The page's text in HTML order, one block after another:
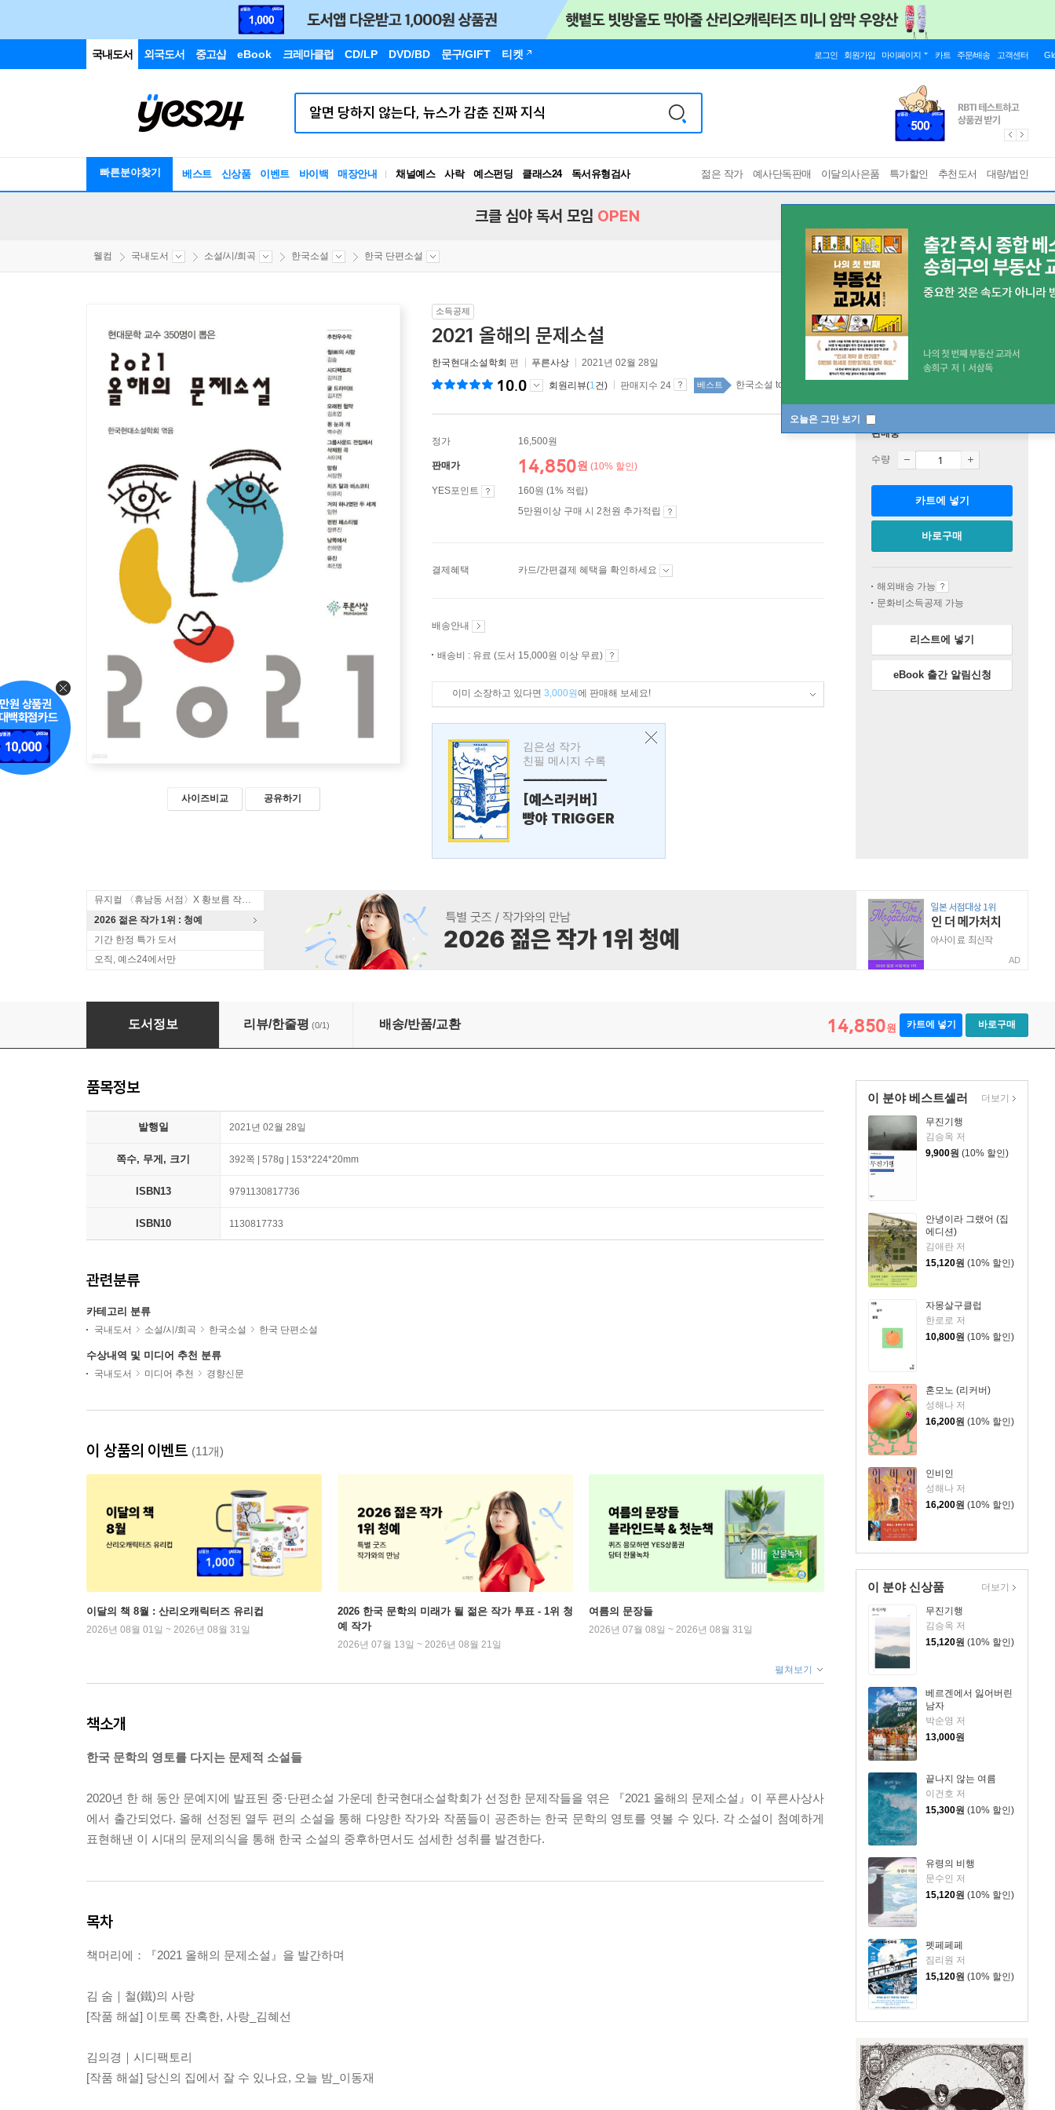
국내도서 외국도서 중고샵 eBook 크레마클럽 CD/LP DVD/BD 문구/GIFT 티켓 로그인 회원가입 마이페이지 카트 주문/배송 고객센터
빠른분야찾기 베스트 신상품 이벤트 바이백 매장안내 채널예스 사락 예스펀딩 클래스24
독서유형검사
RBTI Lab
젊은 작가 예사단독판매 이달의사은품 특가할인 추천도서 대량/법인
오늘은 그만 보기
크클 심야 독서 모임 OPEN
웰컴 국내도서 소설/시/희곡 한국소설 한국 단편소설
사이즈비교 공유하기
소득공제
2021 올해의 문제소설
한국현대소설학회 편 푸른사상 2021년 02월 28일
10.0 회원리뷰(1건) 판매지수 24 베스트 한국소설 top100 1주
정가 16,500원
판매가 14,850원 (10% 할인)
YES포인트
160원 (1% 적립)
5만원이상 구매 시 2천원 추가적립
결제혜택 카드/간편결제 혜택을 확인하세요
배송안내
배송비 : 유료 (도서 15,000원 이상 무료)
이미 소장하고 있다면 3,000원에 판매해 보세요!
김은성 작가
친필 메시지 수록
---------------
[예스리커버]
빵야 TRIGGER
판매중
수량
카트에 넣기
바로구매
해외배송 가능
문화비소득공제 가능
리스트에 넣기
eBook 출간 알림신청
뮤지컬 〈휴남동 서점〉X 황보름 작가 북토크
2026 젊은 작가 1위 : 청예
기간 한정 특가 도서
오직, 예스24에서만
AD
2021 올해의 문제소설
도서정보 리뷰/한줄평 (0/1) 배송/반품/교환 14,850원 카트에 넣기 바로구매
이 분야 베스트셀러
무진기행
김승옥 저
9,900원 (10% 할인)
안녕이라 그랬어 (집
에디션)
김애란 저
15,120원 (10% 할인)
자몽살구클럽
한로로 저
10,800원 (10% 할인)
혼모노 (리커버)
성해나 저
16,200원 (10% 할인)
인비인
성해나 저
16,200원 (10% 할인)
더보기
이 분야 신상품
무진기행
김승옥 저
15,120원 (10% 할인)
베르겐에서 잃어버린
남자
박순영 저
13,000원
끝나지 않는 여름
이건호 저
15,300원 (10% 할인)
유령의 비행
문수인 저
15,120원 (10% 할인)
펫페페페
짐리원 저
15,120원 (10% 할인)
더보기
품목정보
발행일 2021년 02월 28일
쪽수, 무게, 크기 392쪽 | 578g | 153*224*20mm
ISBN13 9791130817736
ISBN10 1130817733
관련분류
카테고리 분류
국내도서 소설/시/희곡 한국소설 한국 단편소설
수상내역 및 미디어 추천 분류
국내도서 미디어 추천 경향신문
이 상품의 이벤트 (11개)
이달의 책 8월 : 산리오캐릭터즈 유리컵
2026년 08월 01일 ~ 2026년 08월 31일
2026 한국 문학의 미래가 될 젊은 작가 투표 - 1위 청
예 작가
2026년 07월 13일 ~ 2026년 08월 21일
여름의 문장들
2026년 07월 08일 ~ 2026년 08월 31일
펼쳐보기
책소개
한국 문학의 영토를 다지는 문제적 소설들
2020년 한 해 동안 문예지에 발표된 중·단편소설 가운데 한국현대소설학회가 선정한 문제작들을 엮은 『2021 올해의 문제소설』이 푸른사상사
에서 출간되었다. 올해 선정된 열두 편의 소설을 통해 다양한 작가와 작품들이 공존하는 한국 문학의 영토를 엿볼 수 있다. 각 소설이 첨예하게
표현해낸 이 시대의 문제의식을 통해 한국 소설의 중후하면서도 섬세한 성취를 발견한다.
목차
책머리에：『2021 올해의 문제소설』을 발간하며
김 숨｜철(鐵)의 사랑
[작품 해설] 이토록 잔혹한, 사랑_김혜선
김의경｜시디팩토리
[작품 해설] 당신의 집에서 잘 수 있나요, 오늘 밤_이동재